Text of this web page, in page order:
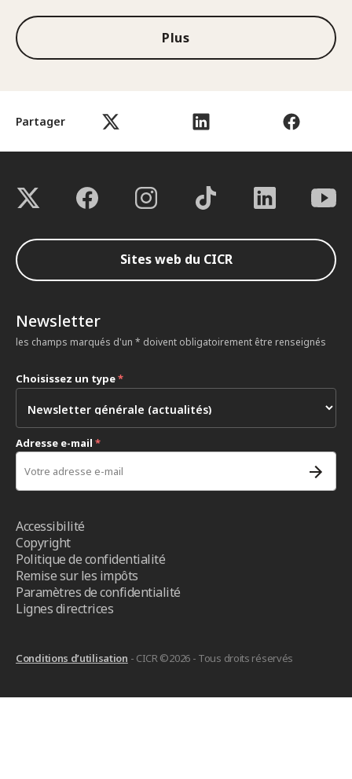
Partager
Plus
Sites web du CICR
Newsletter
les champs marqués d'un * doivent obligatoirement être renseignés
Choisissez un type*
Adresse e-mail *
Accessibilité
Copyright
Politique de confidentialité
Remise sur les impôts
Paramètres de confidentialité
Lignes directrices
Conditions d’utilisation - CICR ©2026 - Tous droits réservés